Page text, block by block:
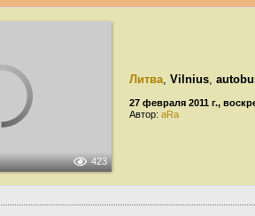
423
Литва, Vilnius,
27 февраля 2011 г.,
Автор: aRa